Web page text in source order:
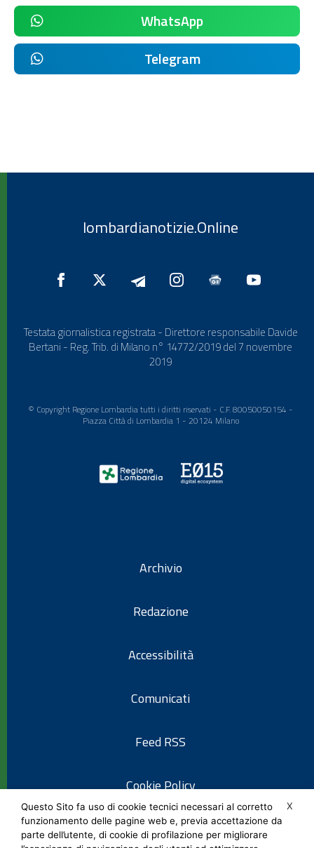
WhatsApp
Telegram
lombardianotizie.Online
Testata giornalistica registrata - Direttore responsabile Davide
Bertani - Reg. Trib. di Milano n° 14772/2019 del 7 novembre
2019
© Copyright Regione Lombardia tutti i diritti riservati - C.F. 80050050154 -
Piazza Città di Lombardia 1 - 20124 Milano
Archivio
Redazione
Accessibilità
Comunicati
Feed RSS
Cookie Policy
Informativa privacy
X
Questo Sito fa uso di cookie tecnici necessari al corretto
funzionamento delle pagine web e, previa accettazione da
parte dell’utente, di cookie di profilazione per migliorare